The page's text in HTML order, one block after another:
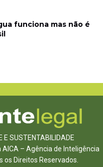
funciona mas não é
E SUSTENTABILIDADE
– Agência de Inteligência
Direitos Reservados.